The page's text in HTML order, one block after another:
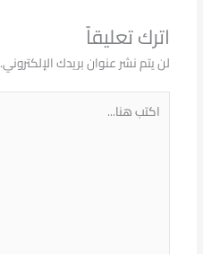
اترك تعليقاً
لن يتم نشر عنوان بريدك الإلكتروني.
هنا...